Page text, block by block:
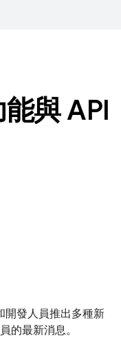
與 API
開發人員推出多種新
的最新消息。